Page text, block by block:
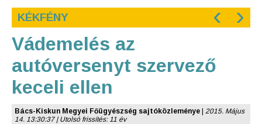
KÉKFÉNY ‹ ›
Vádemelés az
autóversenyt szervező
keceli ellen
Bács-Kiskun Megyei Főügyészség sajtóközleménye
2015. Május
14. 13:30:37 | Utolsó frissítés: 11 év